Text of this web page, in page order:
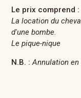
Le prix comprend :
La location du
d'une bombe.
Le pique-nique
N.B. : Annulation en